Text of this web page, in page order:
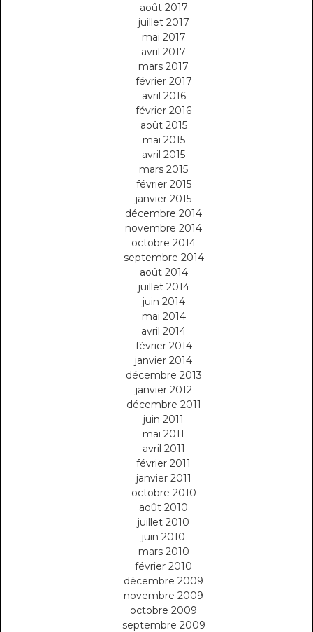
août 2017
juillet 2017
mai 2017
avril 2017
mars 2017
février 2017
avril 2016
février 2016
août 2015
mai 2015
avril 2015
mars 2015
février 2015
janvier 2015
décembre 2014
novembre 2014
octobre 2014
septembre 2014
août 2014
juillet 2014
juin 2014
mai 2014
avril 2014
février 2014
janvier 2014
décembre 2013
janvier 2012
décembre 2011
juin 2011
mai 2011
avril 2011
février 2011
janvier 2011
octobre 2010
août 2010
juillet 2010
juin 2010
mars 2010
février 2010
décembre 2009
novembre 2009
octobre 2009
septembre 2009